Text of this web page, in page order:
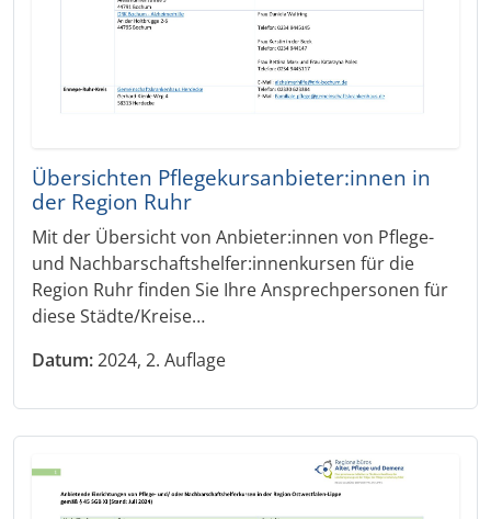
Übersichten Pflegekursanbieter:innen in
der Region Ruhr
Mit der Übersicht von Anbieter:innen von Pflege-
und Nachbarschaftshelfer:innenkursen für die
Region Ruhr finden Sie Ihre Ansprechpersonen für
diese Städte/Kreise…
Datum:2024, 2. Auflage